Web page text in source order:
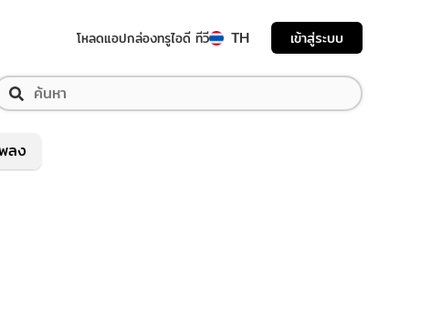
โหลดแอปกล่องทรูไอดี ทีวี TH เข้าสู่ระบบ
ลง